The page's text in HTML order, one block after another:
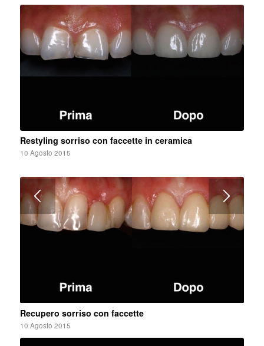
Restyling sorriso con faccette in ceramica
10 Agosto 2015
Recupero sorriso con faccette
10 Agosto 2015